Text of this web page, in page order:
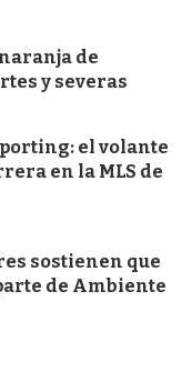
de
y severas
el volante
en la MLS de
sostienen que
de Ambiente